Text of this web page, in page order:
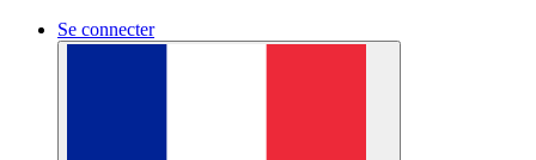
Se connecter